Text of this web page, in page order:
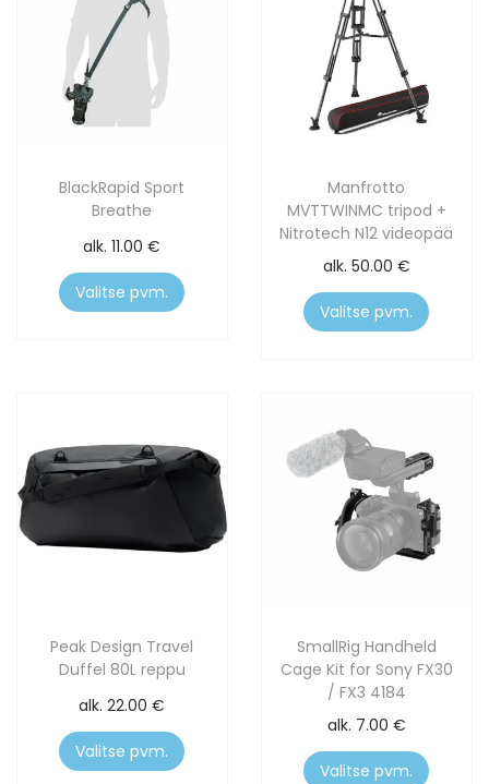
BlackRapid Sport
Breathe
alk.11.00€
Valitse pvm.
Manfrotto
MVTTWINMC tripod +
Nitrotech N12 videopää
alk. 50.00 €
Valitse pvm.
Peak Design Travel
Duffel 80L reppu
alk.22.00€
Valitse pvm.
SmallRig Handheld
Cage Kit for Sony FX30
/ FX3 4184
alk. 7.00 €
Valitse pvm.